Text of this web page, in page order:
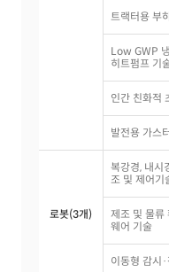
트랙터용 부
Low GWP
히트펌프 기
인간 친화적
발전용 가스
로봇(3개)
복강경, 내시
조 및 제어기
제조 및 물류
웨어 기술
이동형 감시